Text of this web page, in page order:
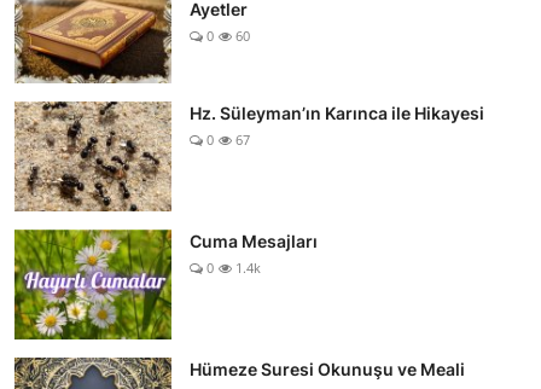
Ayetler
0 60
Hz. Süleyman’ın Karınca ile Hikayesi
0 67
Cuma Mesajları
0 1.4k
Hümeze Suresi Okunuşu ve Meali